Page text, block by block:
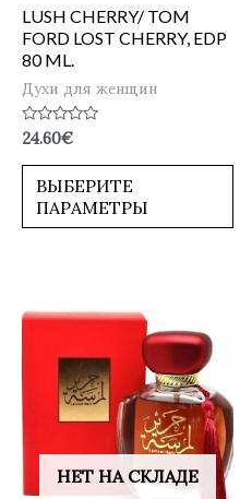
LUSH CHERRY/ TOM
FORD LOST CHERRY, EDP
80 ML.
Духи для женщин
Оценка
0
из
24.60€
ВЫБЕРИТЕ
ПАРАМЕТРЫ
НЕТ НА СКЛАДЕ